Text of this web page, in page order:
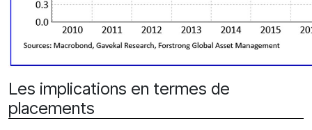
Les implications en termes de
placements